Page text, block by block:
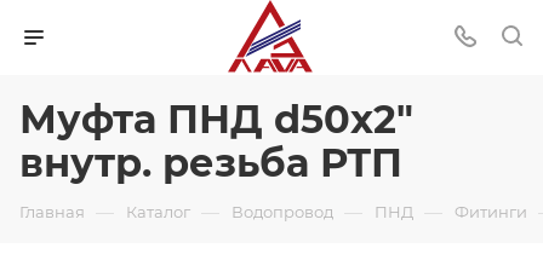
Муфта ПНД d50x2"
внутр. резьба РТП
Главная — Каталог — Водопровод — ПНД — Фитинги